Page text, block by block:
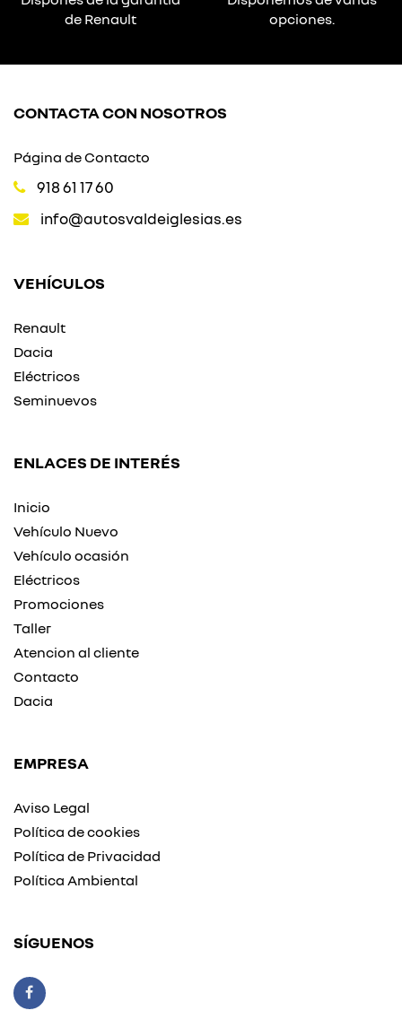
de Renault
opciones.
CONTACTA CON NOSOTROS
Página de Contacto
918 61 17 60
info@autosvaldeiglesias.es
VEHÍCULOS
Renault
Dacia
Eléctricos
Seminuevos
ENLACES DE INTERÉS
Inicio
Vehículo Nuevo
Vehículo ocasión
Eléctricos
Promociones
Taller
Atencion al cliente
Contacto
Dacia
EMPRESA
Aviso Legal
Política de cookies
Política de Privacidad
Política Ambiental
SÍGUENOS